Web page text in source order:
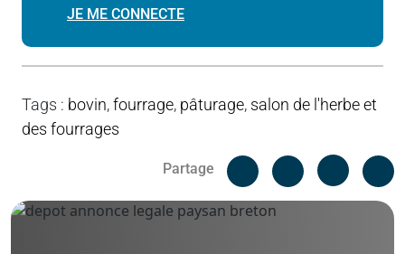
JE ME CONNECTE
Tags : bovin,fourrage, pâturage, salon de l'herbe et
des fourrages
Partage
Facebook
Linked